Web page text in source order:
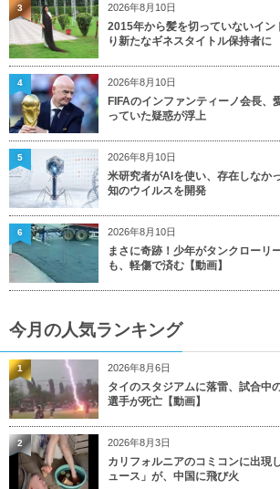
2026年8月10日
2015年から髪を切っていないイ
り新たなギネスタイトル保持者に
3
2026年8月10日
FIFAのインファンティーノ会長、
っていた疑惑が浮上
4
2026年8月10日
米研究者がAIを使い、存在しなか
知のウイルスを開発
5
2026年8月10日
まさに奇跡！少年がタンクローリ
も、軽傷で済む【動画】
6
今月の人気ランキング
2026年8月6日
タイのスタジアムに落雷、試合中
選手が死亡【動画】
1
2026年8月3日
カリフォルニアのコミコンに出現
ュース」が、中国に飛び火
2